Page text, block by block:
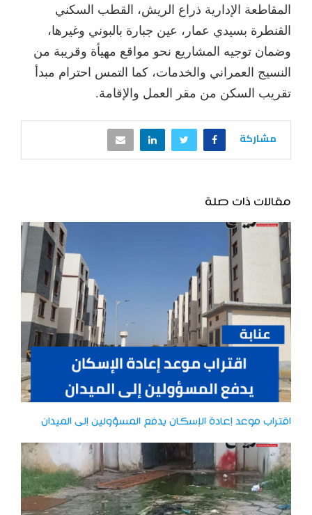
المقاطعة الإدارية ذراع الريش، القطب السكني
القنطرة بسيدي عمار، عين جبارة بالبوني وغيرها،
وضمان توجيه المشاريع نحو مواقع مهيأة وقريبة من
النسيج العمراني والخدمات، كما التمس احترام مبدأ
تقريب السكن من مقر العمل والإقامة.
مشاركة
مقالات ذات صلة
اقتراب موعد إعادة الإسكان يدفع المسؤولين إلى الميدان